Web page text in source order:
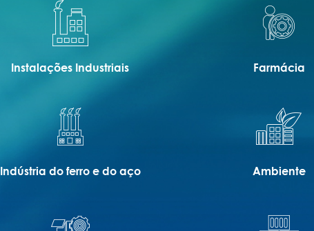
Instalações Industriais Farmácia
Indústria do ferro e do aço Ambiente